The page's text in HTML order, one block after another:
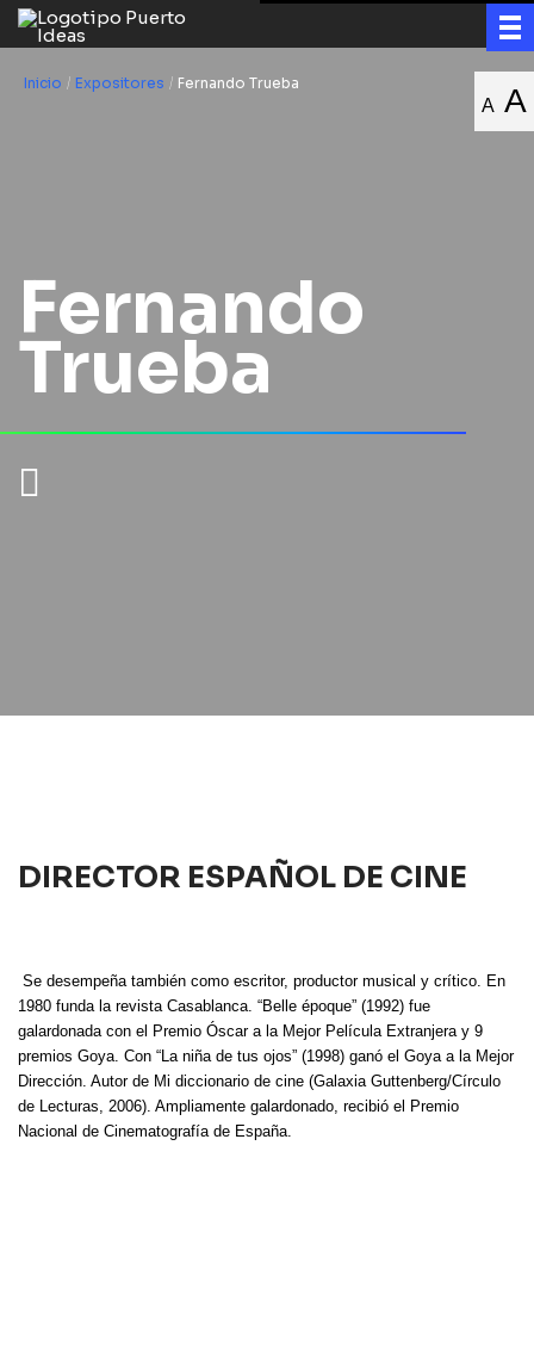
A A
Inicio / Expositores / Fernando Trueba
Fernando
Trueba
DIRECTOR ESPAÑOL DE CINE
Se desempeña también como escritor, productor musical y crítico. En
1980 funda la revista Casablanca. “Belle époque” (1992) fue
galardonada con el Premio Óscar a la Mejor Película Extranjera y 9
premios Goya. Con “La niña de tus ojos” (1998) ganó el Goya a la Mejor
Dirección. Autor de Mi diccionario de cine (Galaxia Guttenberg/Círculo
de Lecturas, 2006). Ampliamente galardonado, recibió el Premio
Nacional de Cinematografía de España.